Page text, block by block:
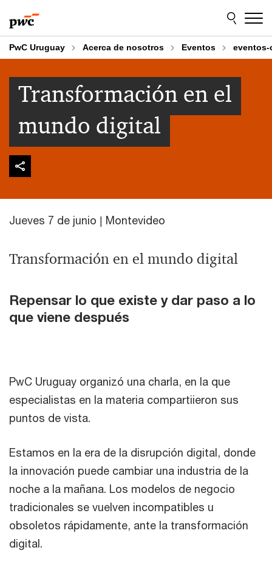
to
content
to
footer
PwC Uruguay Acerca de nosotros Eventos
Transformación en el
mundo digital
Jueves 7 de junio | Montevideo
Transformación en el mundo digital
Repensar lo que existe y dar paso a lo
que viene después
PwC Uruguay organizó una charla, en la que
especialistas en la materia compartiieron sus
puntos de vista.
Estamos en la era de la disrupción digital, donde
la innovación puede cambiar una industria de la
noche a la mañana. Los modelos de negocio
tradicionales se vuelven incompatibles u
obsoletos rápidamente, ante la transformación
digital.